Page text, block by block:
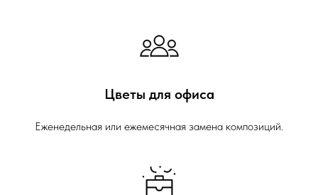
Цветы для офиса
Еженедельная или ежемесячная замена композиций.